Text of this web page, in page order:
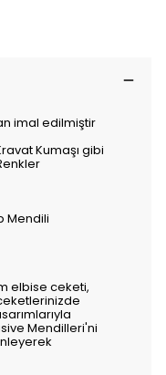
imal edilmiştir
Kumaşı gibi
Mendili
elbise ceketi,
Mendilleri'ni